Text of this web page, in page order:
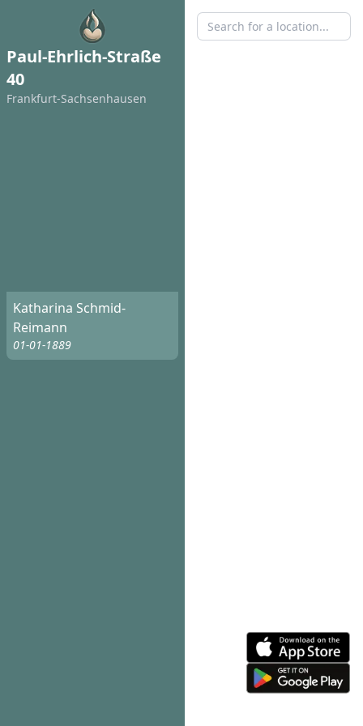
Paul-Ehrlich-Straße
40
Frankfurt-Sachsenhausen
Katharina Schmid-
Reimann
01-01-1889